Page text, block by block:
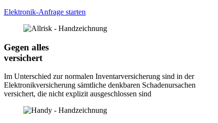
Elektronik-Anfrage starten
Gegen alles
versichert
Im Unterschied zur normalen Inventarversicherung sind in der
Elektronikversicherung sämtliche denkbaren Schadenursachen
versichert, die nicht explizit ausgeschlossen sind